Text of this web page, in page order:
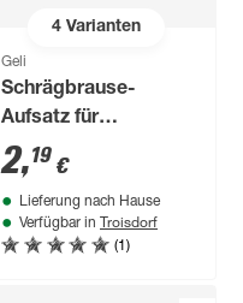
4Varianten
Geli
Schrägbrause-
Aufsatz für
Gießkanne 5 l
2,19 €
Lieferung nach Hause
Verfügbar in Troisdorf
(1)